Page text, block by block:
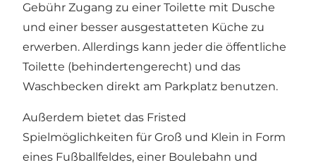
Gebühr Zugang zu einer Toilette mit Dusche
und einer besser ausgestatteten Küche zu
erwerben. Allerdings kann jeder die öffentliche
Toilette (behindertengerecht) und das
Waschbecken direkt am Parkplatz benutzen.
Außerdem bietet das Fristed
Spielmöglichkeiten für Groß und Klein in Form
eines Fußballfeldes, einer Boulebahn und